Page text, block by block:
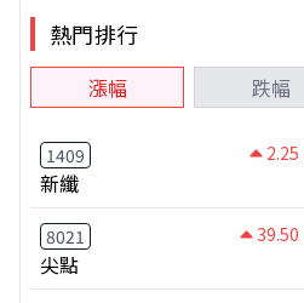
熱門排行
漲幅 跌幅
1409 2.25
新纖
8021 39.50
尖點